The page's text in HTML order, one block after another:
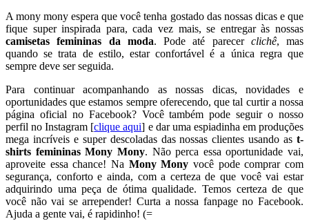
A mony mony espera que você tenha gostado das nossas dicas e que
fique super inspirada para, cada vez mais, se entregar às nossas
camisetas femininas da moda. Pode até parecer clichê, mas
quando se trata de estilo, estar confortável é a única regra que
sempre deve ser seguida.
Para continuar acompanhando as nossas dicas, novidades e
oportunidades que estamos sempre oferecendo, que tal curtir a nossa
página oficial no Facebook? Você também pode seguir o nosso
perfil no Instagram [clique aqui] e dar uma espiadinha em produções
mega incríveis e super descoladas das nossas clientes usando as t-
shirts femininas Mony Mony. Não perca essa oportunidade vai,
aproveite essa chance! Na Mony Mony você pode comprar com
segurança, conforto e ainda, com a certeza de que você vai estar
adquirindo uma peça de ótima qualidade. Temos certeza de que
você não vai se arrepender! Curta a nossa fanpage no Facebook.
Ajuda a gente vai, é rapidinho! (=